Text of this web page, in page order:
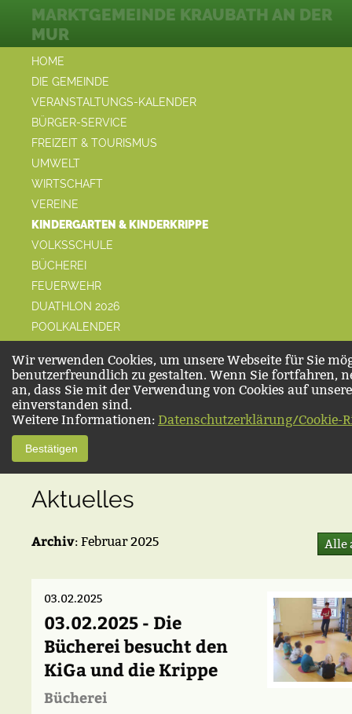
HOME
DIE GEMEINDE
VERANSTALTUNGS-KALENDER
BÜRGER-SERVICE
FREIZEIT & TOURISMUS
UMWELT
WIRTSCHAFT
VEREINE
KINDERGARTEN & KINDERKRIPPE
VOLKSSCHULE
BÜCHEREI
FEUERWEHR
DUATHLON 2026
POOLKALENDER
MARKTGEMEINDE KRAUBATH AN DER
MUR
Wir verwenden Cookies, um unsere Webseite für Sie
benutzerfreundlich zu gestalten. Wenn Sie fortfahren,
an, dass Sie mit der Verwendung von Cookies auf
einverstanden sind.
Weitere Informationen: Datenschutzerklärung/Cookie-
Bestätigen
Aktuelles
Archiv: Februar 2025 Alle
03.02.2025
03.02.2025 - Die
Bücherei besucht den
KiGa und die Krippe
Bücherei